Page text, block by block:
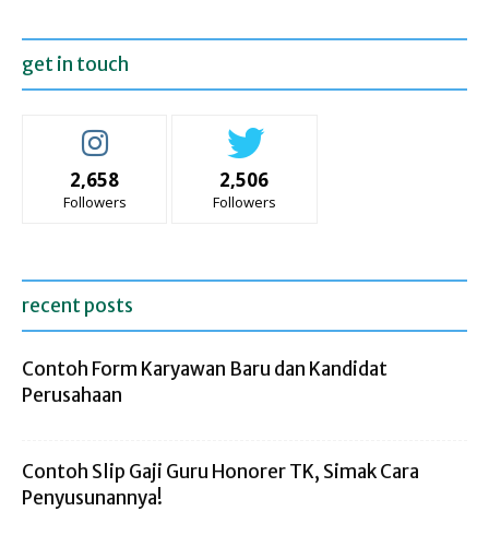
get in touch
2,658
Followers
2,506
Followers
recent posts
Contoh Form Karyawan Baru dan Kandidat
Perusahaan
Contoh Slip Gaji Guru Honorer TK, Simak Cara
Penyusunannya!